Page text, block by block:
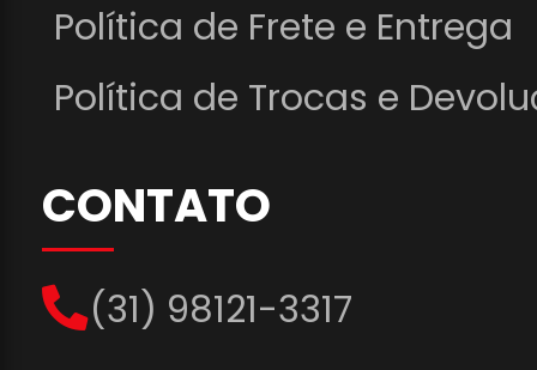
Política de Frete e Entrega
Política de Trocas e
CONTATO
(31) 98121-3317